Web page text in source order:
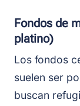
Fondos de
platino)
Los fondos
suelen ser
buscan